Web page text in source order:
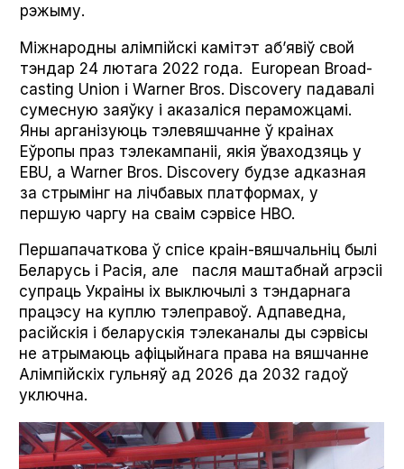
рэжыму.
Міжнародны алімпійскі камітэт аб’явіў свой
тэндар 24 лютага 2022 года. Euro­pean Broad­
cast­ing Union і Warn­er Bros. Dis­cov­ery падавалі
сумесную заяўку і аказаліся пераможцамі.
Яны арганізуюць тэлевяшчанне ў краінах
Еўропы праз тэлекампаніі, якія ўваходзяць у
EBU, а Warn­er Bros. Dis­cov­ery будзе адказная
за стрымінг на лічбавых платформах, у
першую чаргу на сваім сэрвісе HBO.
Першапачаткова ў спісе краін-вяшчальніц былі
Беларусь і Расія, але пасля маштабнай агрэсіі
супраць Украіны іх выключылі з тэндарнага
працэсу на куплю тэлеправоў. Адпаведна,
расійскія і беларускія тэлеканалы ды сэрвісы
не атрымаюць афіцыйнага права на вяшчанне
Алімпійскіх гульняў ад 2026 да 2032 гадоў
уключна.